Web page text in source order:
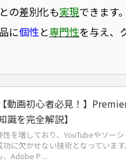
の差別化も実現できます
に個性と専門性を与え、
動画初心者必見！】
識を完全解説】
を増しており、YouTubeやソー
に欠かせない技術となっていま
Adobe P ...